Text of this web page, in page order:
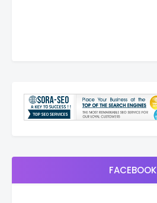
FACEBOOK